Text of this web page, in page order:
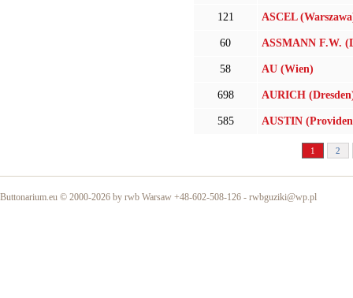
121 ASCEL
60 ASSMANN F.W.
58 AU (Wien)
698 AURICH
585 AUSTIN
1 2
Buttonarium.eu © 2000-2026 by rwb Warsaw +48-602-508-126 - rwbguziki@wp.pl